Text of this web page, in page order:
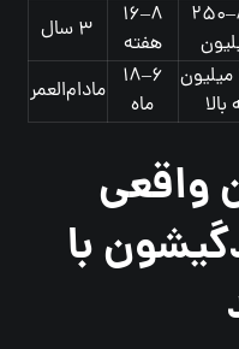
۸۵–۲۵۰
۸–۱۶
هفته
۳ سال
۳۰۰ میلیون
بالا
۶–۱۸
ماه
مادام‌العمر
واقعی
با